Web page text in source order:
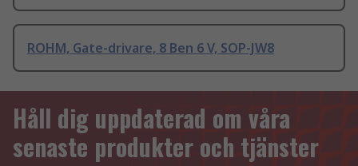
ROHM, Gate-drivare, 8 Ben 6 V, SOP-JW8
Håll dig uppdaterad om våra
senaste produkter och tjänster